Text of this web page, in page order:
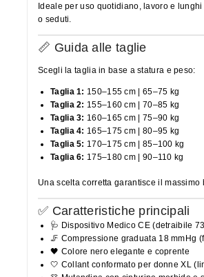
Ideale per uso quotidiano, lavoro e
o seduti.
📏 Guida alle taglie
Scegli la taglia in base a statura e peso:
Taglia 1: 150–155 cm | 65–75 kg
Taglia 2: 155–160 cm | 70–85 kg
Taglia 3: 160–165 cm | 75–90 kg
Taglia 4: 165–175 cm | 80–95 kg
Taglia 5: 170–175 cm | 85–100 kg
Taglia 6: 175–180 cm | 90–110 kg
Una scelta corretta garantisce il massimo
✅ Caratteristiche principali
🩺 Dispositivo Medico CE (detraibile
🦵 Compressione graduata 18 mmHg
🖤 Colore nero elegante e coprente
🤍 Collant conformato per donne XL